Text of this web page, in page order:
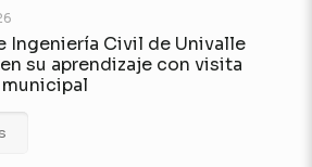
Ingeniería Civil de Univalle
su aprendizaje con visita